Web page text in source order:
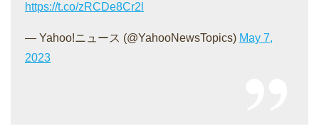
https://t.co/zRCDe8Cr2l
— Yahoo!ニュース (@YahooNewsTopics) May 7,
2023